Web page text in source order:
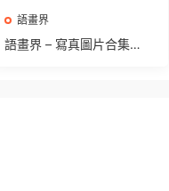
語畫界
語畫界 – 寫真圖片合集